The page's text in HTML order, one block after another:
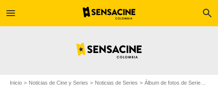
menu search
Inicio Noticias de Cine y Series Noticias de Series Álbum de fotos de Serie